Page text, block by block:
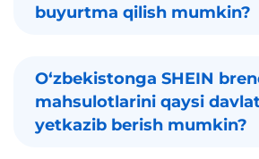
buyurtma qilish mumkin?
Oʻzbekistonga SHEIN
mahsulotlarini qaysi
yetkazib berish mumkin?